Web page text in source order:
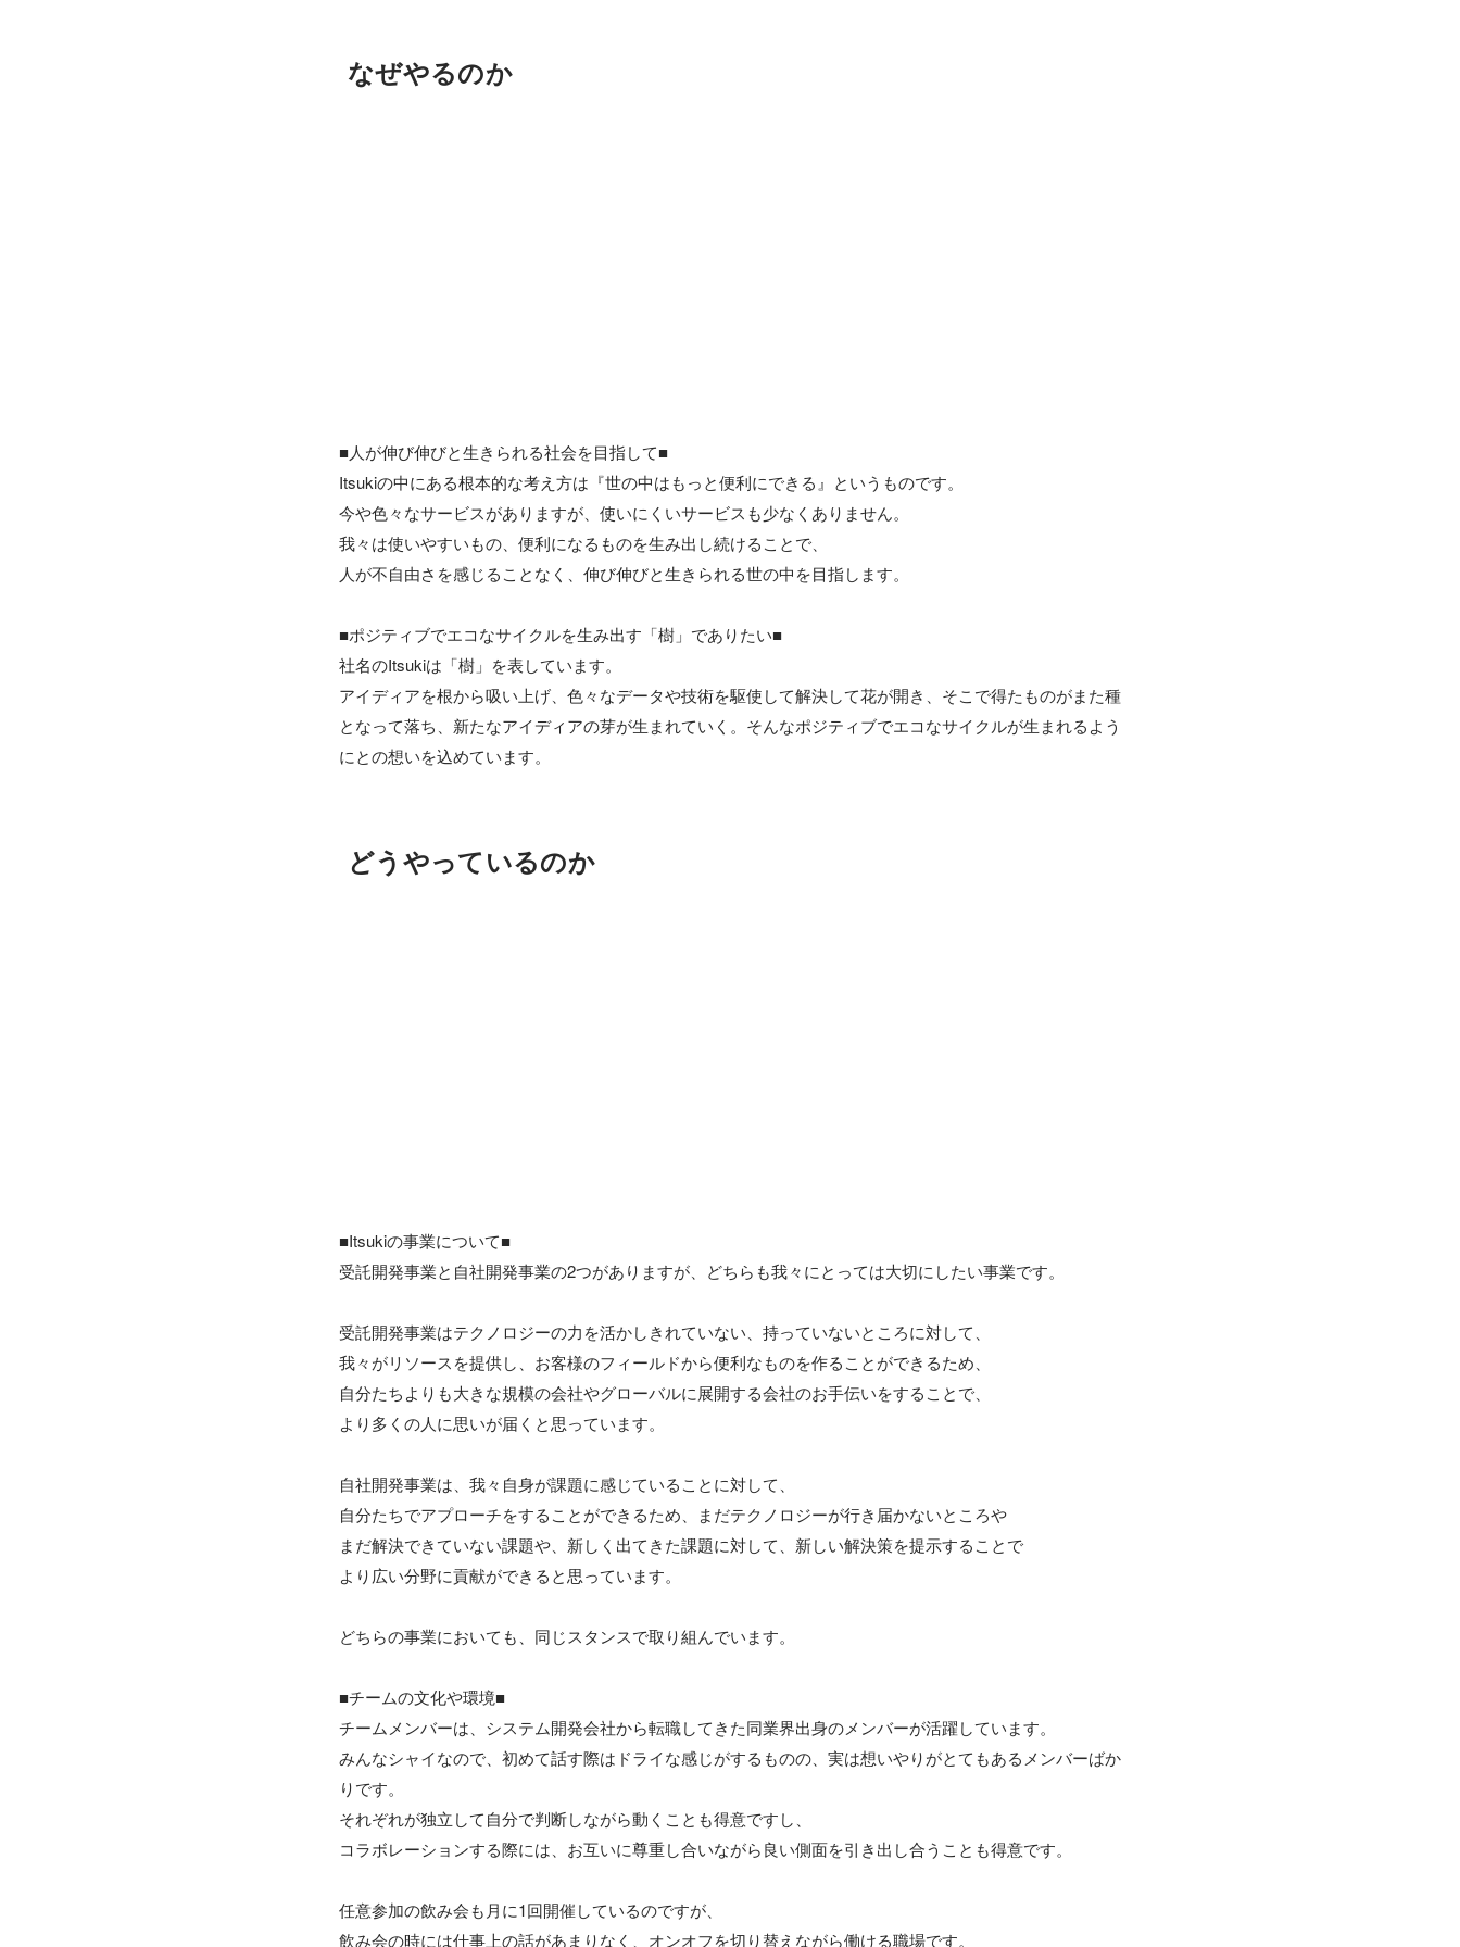
なぜやるのか
■人が伸び伸びと生きられる社会を目指して■
Itsukiの中にある根本的な考え方は『世の中はもっと便利にできる』というものです。
今や色々なサービスがありますが、使いにくいサービスも少なくありません。
我々は使いやすいもの、便利になるものを生み出し続けることで、
人が不自由さを感じることなく、伸び伸びと生きられる世の中を目指します。
■ポジティブでエコなサイクルを生み出す「樹」でありたい■
社名のItsukiは「樹」を表しています。
アイディアを根から吸い上げ、色々なデータや技術を駆使して解決して花が開き、そこで得たものがまた種
となって落ち、新たなアイディアの芽が生まれていく。そんなポジティブでエコなサイクルが生まれるよう
にとの想いを込めています。
どうやっているのか
■Itsukiの事業について■
受託開発事業と自社開発事業の2つがありますが、どちらも我々にとっては大切にしたい事業です。
受託開発事業はテクノロジーの力を活かしきれていない、持っていないところに対して、
我々がリソースを提供し、お客様のフィールドから便利なものを作ることができるため、
自分たちよりも大きな規模の会社やグローバルに展開する会社のお手伝いをすることで、
より多くの人に思いが届くと思っています。
自社開発事業は、我々自身が課題に感じていることに対して、
自分たちでアプローチをすることができるため、まだテクノロジーが行き届かないところや
まだ解決できていない課題や、新しく出てきた課題に対して、新しい解決策を提示することで
より広い分野に貢献ができると思っています。
どちらの事業においても、同じスタンスで取り組んでいます。
■チームの文化や環境■
チームメンバーは、システム開発会社から転職してきた同業界出身のメンバーが活躍しています。
みんなシャイなので、初めて話す際はドライな感じがするものの、実は想いやりがとてもあるメンバーばか
りです。
それぞれが独立して自分で判断しながら動くことも得意ですし、
コラボレーションする際には、お互いに尊重し合いながら良い側面を引き出し合うことも得意です。
任意参加の飲み会も月に1回開催しているのですが、
飲み会の時には仕事上の話があまりなく、オンオフを切り替えながら働ける職場です。